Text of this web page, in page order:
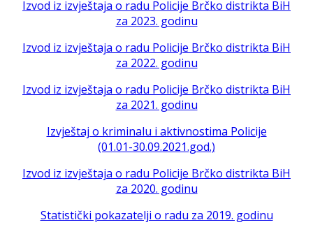
Izvod iz izvještaja o radu Policije Brčko distrikta BiH
za 2023. godinu
Izvod iz izvještaja o radu Policije Brčko distrikta BiH
za 2022. godinu
Izvod iz izvještaja o radu Policije Brčko distrikta BiH
za 2021. godinu
Izvještaj o kriminalu i aktivnostima Policije
(01.01-30.09.2021.god.)
Izvod iz izvještaja o radu Policije Brčko distrikta BiH
za 2020. godinu
Statistički pokazatelji o radu za 2019. godinu